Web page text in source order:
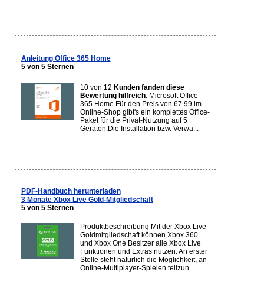
Anleitung Office 365 Home
5 von 5 Sternen
10 von 12 Kunden fanden diese
Bewertung hilfreich. Microsoft Office
365 Home Für den Preis von 67.99 im
Online-Shop gibt's ein komplettes Office-
Paket für die Privat-Nutzung auf 5
Geräten.Die Installation bzw. Verwa...
PDF-Handbuch herunterladen
3 Monate Xbox Live Gold-Mitgliedschaft
5 von 5 Sternen
Produktbeschreibung Mit der Xbox Live
Goldmitgliedschaft können Xbox 360
und Xbox One Besitzer alle Xbox Live
Funktionen und Extras nutzen. An erster
Stelle steht natürlich die Möglichkeit, an
Online-Multiplayer-Spielen teilzun...